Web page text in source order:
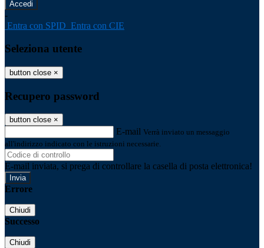
-
Entra con SPID Entra con CIE
Seleziona utente
button close ×
Recupero password
button close ×
E-mail Verrà inviato un messaggio
all'indirizzo indicato con le istruzioni necessarie.
E-mail inviata, si prega di controllare la casella di posta elettronica!
Errore
Chiudi
Successo
Chiudi